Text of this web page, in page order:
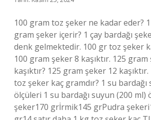
100 gram toz şeker ne kadar eder?
gram şeker içerir? 1 çay bardağı
denk gelmektedir. 100 gr toz şeker
100 gram şeker 8 kaşıktır. 125
kaşıktır? 125 gram şeker 12
toz şeker kaç gramdır? 1 su bardağı
ölçüleri 1 su bardağı suyun (200 ml)
şeker170 grİrmik145 grPudra